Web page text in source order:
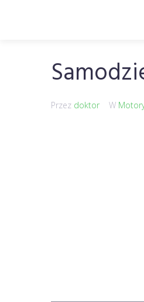
Przez doktor W